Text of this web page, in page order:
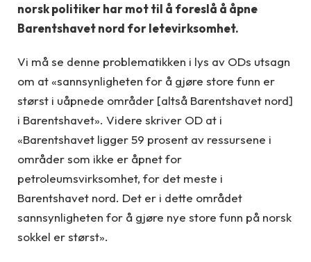
norsk politiker har mot til å foreslå å åpne
Barentshavet nord for letevirksomhet.
Vi må se denne problematikken i lys av ODs utsagn
om at «sannsynligheten for å gjøre store funn er
størst i uåpnede områder [altså Barentshavet nord]
i Barentshavet». Videre skriver OD at i
«Barentshavet ligger 59 prosent av ressursene i
områder som ikke er åpnet for
petroleumsvirksomhet, for det meste i
Barentshavet nord. Det er i dette området
sannsynligheten for å gjøre nye store funn på norsk
sokkel er størst».